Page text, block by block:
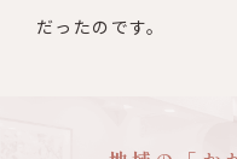
だったのです。